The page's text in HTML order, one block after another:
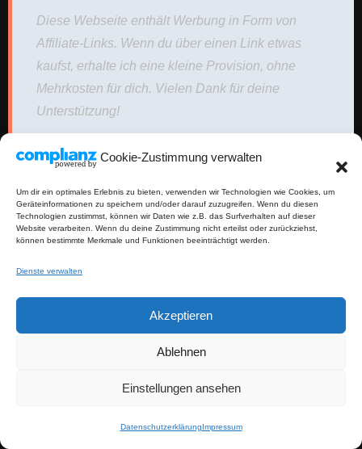
Cookie-Zustimmung verwalten
Um dir ein optimales Erlebnis zu bieten, verwenden wir Technologien wie Cookies, um
Geräteinformationen zu speichern und/oder darauf zuzugreifen. Wenn du diesen
Technologien zustimmst, können wir Daten wie z.B. das Surfverhalten auf dieser
Website verarbeiten. Wenn du deine Zustimmung nicht erteilst oder zurückziehst,
können bestimmte Merkmale und Funktionen beeinträchtigt werden.
Dienste verwalten
Akzeptieren
Ablehnen
Einstellungen ansehen
DatenschutzerklärungImpressum
Diese Webseite enthält Werbung in Form von
Affiliate-Links. Wenn du über einen Link etwas
kaufst, erhalte ich eine kleine Provision, ohne
Mehrkosten für dich. Vielen Dank für deine
Unterstützung!
Werbung (Affiliate Link)